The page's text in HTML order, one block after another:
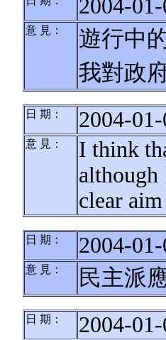
2004-
意 見：
遊行中
我對政
日 期： 2004-
意 見：
I think
although
clear aim
日 期： 2004-
意 見： 民主派
日 期： 2004-